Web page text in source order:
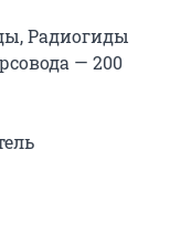
Радиогиды
— 200